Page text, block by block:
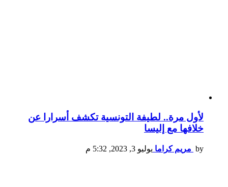
لأول مرة.. لطيفة التونسية تكشف أسرارا عن
خلافها مع إليسا
by مريم كراما يوليو 3, 2023, 5:32 م